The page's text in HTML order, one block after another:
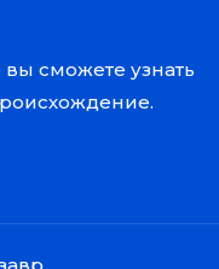
сможете узнать